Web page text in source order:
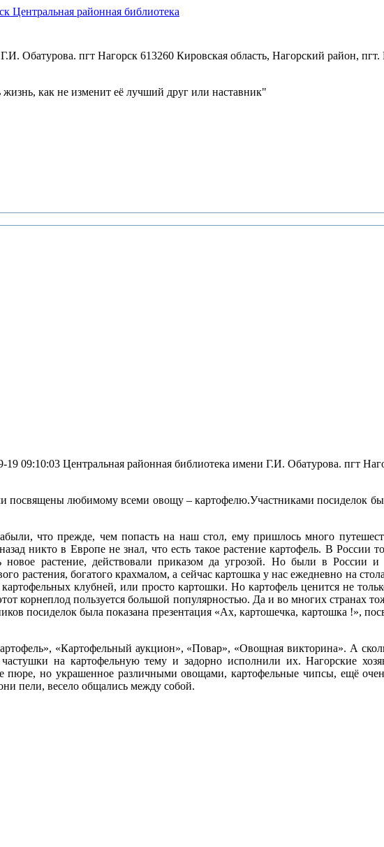
Центральная районная библиотека
Обатурова. пгт Нагорск 613260 Кировская область, Нагорский район,
как не изменит её лучший друг или наставник"
19 09:10:03 Центральная районная библиотека имени Г.И. Обатурова. пгт
посвящены любимому всеми овощу – картофелю.Участниками посиделок
что прежде, чем попасть на наш стол, ему пришлось много
никто в Европе не знал, что есть такое растение картофель. В России
растение, действовали приказом да угрозой. Но были в России и
растения, богатого крахмалом, а сейчас картошка у нас ежедневно на
клубней, или просто картошки. Но картофель ценится не
корнеплод пользуется большой популярностью. Да и во многих странах
посиделок была показана презентация «Ах, картошечка, картошка !»,
«Картофельный аукцион», «Повар», «Овощная викторина». А
на картофельную тему и задорно исполнили их. Нагорские
пюре, но украшенное различными овощами, картофельные чипсы, ещё
пели, весело общались между собой.